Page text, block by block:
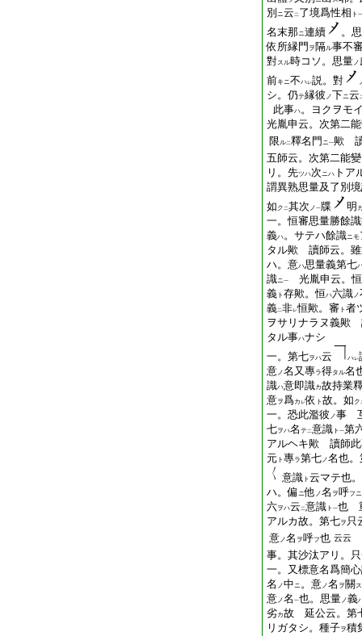
別 ニ云 二 了境爲性相 ト 一
名末那ニ連續
。
依所縁門 ヲ 隔ル事不
對スル時コソ。思量ノ
前キニ不ハレ説。對
シ。仍テ縁彼 ノ下ニ云
此事ハ。ヨクヲモ
光胤申云。次第二
限ル二釋名門 ニ一歟
五師云。次第二能變
リ。先ツハ次ニハ トア
謂異熟思量及了別
如 ク 二其次 ノ一牒 明
一。恒審思量勝餘
義ハ。サテハ餘識ニモ
タル歟 讀師云。雖
ハ。意ハ思量義第七
識ニ一
光胤申云。恒
義 ト 存歟。恒ハ六識ノ
義二非レ恒歟。審 ト 者
ヲサリナラヌ義歟
タル事ハナシ
一。第七ヲハ云 ハレ
意ノ名又專ラ得タル名
識ハ意即識カ故持業
意ヲ爲カ レ依 ト 故。如 ク
一。恐此濫彼 ノ事
七ヲハ名 テ二意識 ト 一第
アルヘキ歟 讀師
元 ト 專ラ第七ノ名也。
意識 ト 云マテ也
ハ。偏ニ他 ノ名 ヲ呼フニ
六ヲハ云 二意識 ト 一也
アルカ故。第七ヲ 只
意ノ名 ヲ呼フ也 云云
事。其沙汰アリ。
一。又標意名爲簡
名 ノ中ニ。意ノ名 ヲ 關
意ノ名 一也。思量ノ義
劣カ故 延公云。第
リガタシ。種子ヲ積